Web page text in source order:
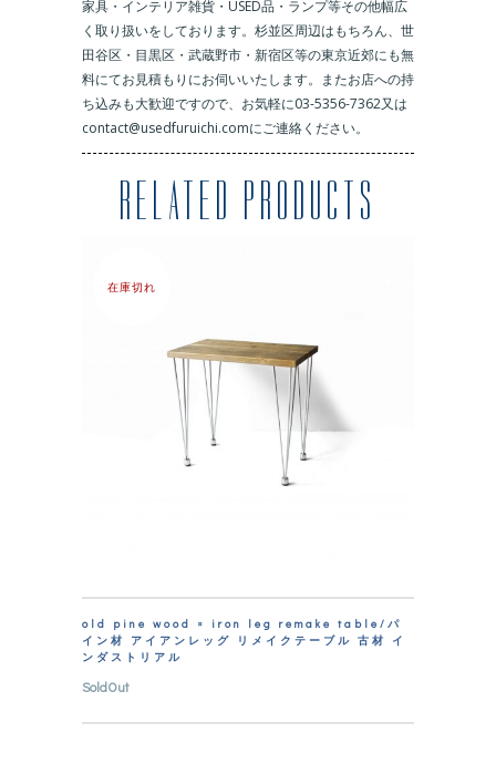
家具・インテリア雑貨・USED品・ランプ等その他幅広
く取り扱いをしております。杉並区周辺はもちろん、世
田谷区・目黒区・武蔵野市・新宿区等の東京近郊にも無
料にてお見積もりにお伺いいたします。またお店への持
ち込みも大歓迎ですので、お気軽に03-5356-7362又は
contact@usedfuruichi.comにご連絡ください。
RELATED PRODUCTS
在庫切れ
old pine wood × iron leg remake table/パ
イン材 アイアンレッグ リメイクテーブル 古材 イ
ンダストリアル
SoldOut